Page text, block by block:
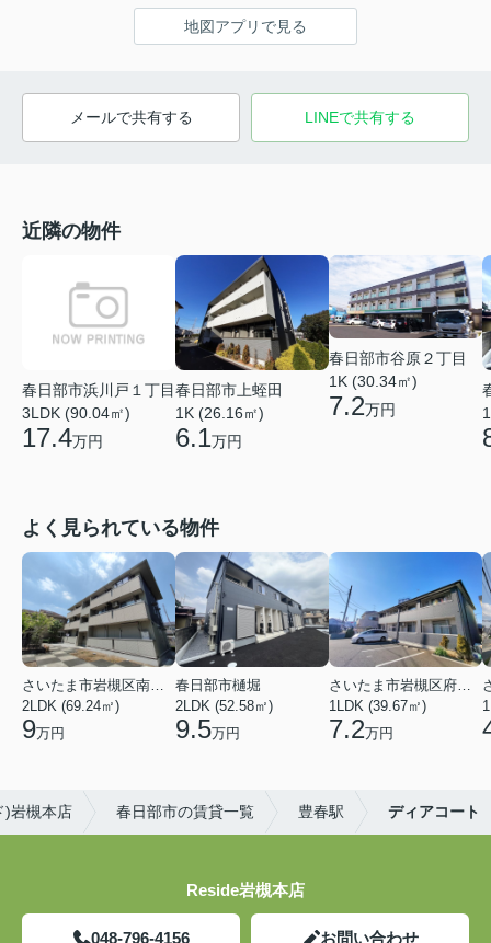
地図アプリで見る
メールで共有する LINEで共有する
近隣の物件
春日部市浜川戸１丁目
3LDK (90.04㎡)
17.4万円
春日部市上蛭田
1K (26.16㎡)
6.1万円
春日部市谷原２丁目
1K (30.34㎡)
7.2万円
よく見られている物件
さいたま市岩槻区南平野４丁目
2LDK (69.24㎡)
9万円
春日部市樋堀
2LDK (52.58㎡)
9.5万円
さいたま市岩槻区府内１丁目
1LDK (39.67㎡)
7.2万円
)岩槻本店 春日部市の賃貸一覧 豊春駅 ディアコート
Reside岩槻本店
048-796-4156 お問い合わせ